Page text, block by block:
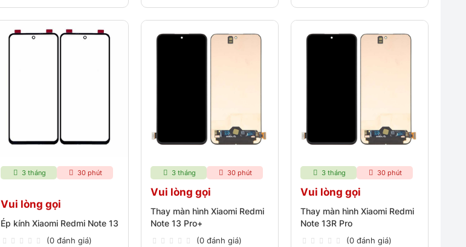
3 tháng 30 phút
Vui lòng gọi
Ép kính Xiaomi Redmi Note 13
(0 đánh giá)
3 tháng 30 phút
Vui lòng gọi
Thay màn hình Xiaomi Redmi
Note 13 Pro+
(0 đánh giá)
3 tháng 30 phút
Vui lòng gọi
Thay màn hình Xiaomi Redmi
Note 13R Pro
(0 đánh giá)